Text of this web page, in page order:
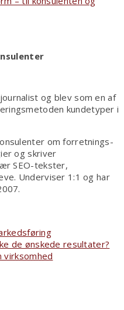
og blev som en af
kundetyper i
om forretnings-
og skriver
SEO-tekster,
Underviser 1:1 og har
de ønskede resultater?
virksomhed